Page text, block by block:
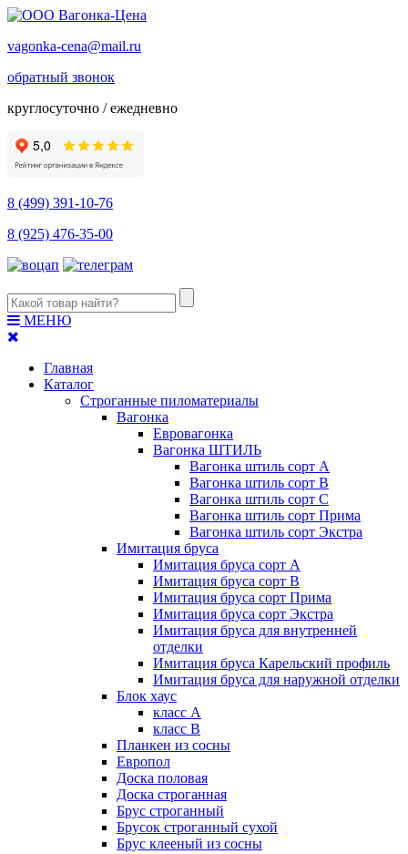
vagonka-cena@mail.ru
обратный звонок
круглосуточно / ежедневно
8 (499) 391-10-76
8 (925) 476-35-00
МЕНЮ
Главная
Каталог
Строганные пиломатериалы
Вагонка
Евровагонка
Вагонка ШТИЛЬ
Вагонка штиль сорт А
Вагонка штиль сорт В
Вагонка штиль сорт С
Вагонка штиль сорт Прима
Вагонка штиль сорт Экстра
Имитация бруса
Имитация бруса сорт А
Имитация бруса сорт В
Имитация бруса сорт Прима
Имитация бруса сорт Экстра
Имитация бруса для внутренней
отделки
Имитация бруса Карельский профиль
Имитация бруса для наружной отделки
Блок хаус
класс А
класс В
Планкен из сосны
Европол
Доска половая
Доска строганная
Брус строганный
Брусок строганный сухой
Брус клееный из сосны